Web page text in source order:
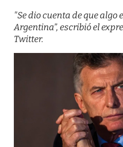
"Se dio cuenta de que
Argentina”, escribió el
Twitter.